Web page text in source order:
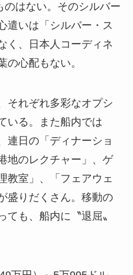
のはない。そのシルバー
遣いは「シルバー・ス
く、日本人コーディネ
の心配もない。
それぞれ多彩なオプシ
いる。また船内では
連日の「ディナーショ
地のレクチャー」、ゲ
教室」、「フェアウェ
盛りだくさん。移動の
ても、船内に〝退屈〟